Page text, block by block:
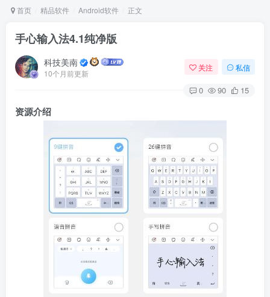
Linux软件 Android软件
首页 精品软件 Android软件 正文
手心输入法4.1纯净版
科技美南
10个月前更新
关注 私信
0 90 15
资源介绍